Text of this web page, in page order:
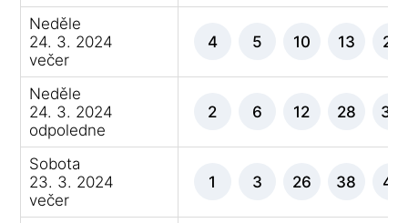
Neděle
24. 3. 2024
večer
4 5 10 13 21
Neděle
24. 3. 2024
odpoledne
2 6 12 28 35
Sobota
23. 3. 2024
večer
1 3 26 38 41